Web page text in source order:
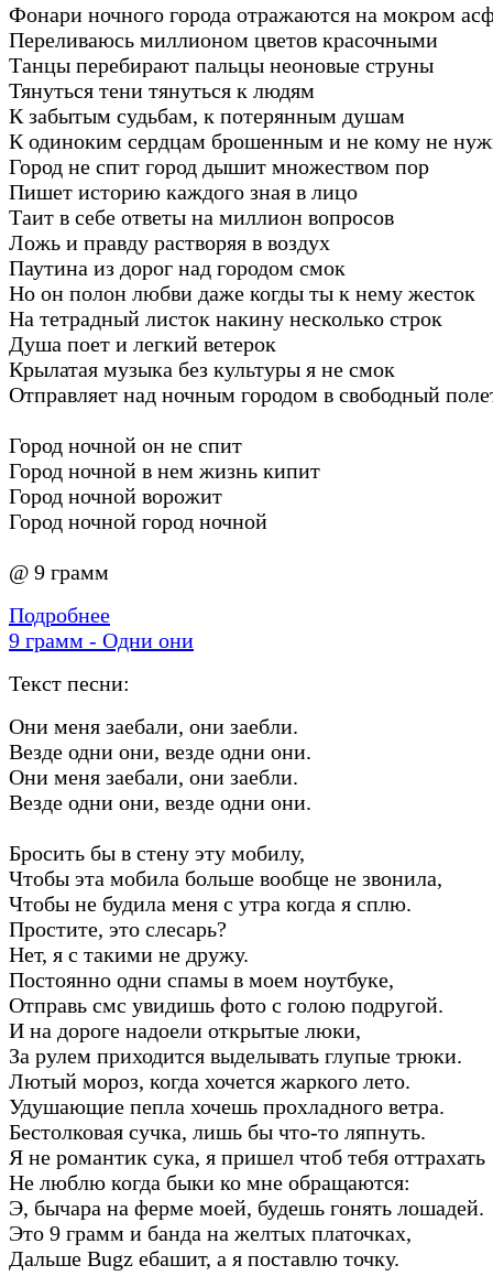
Фонари ночного города отражаются на мокром
Переливаюсь миллионом цветов красочными
Танцы перебирают пальцы неоновые струны
Тянуться тени тянуться к людям
К забытым судьбам, к потерянным душам
К одиноким сердцам брошенным и не кому не
Город не спит город дышит множеством пор
Пишет историю каждого зная в лицо
Таит в себе ответы на миллион вопросов
Ложь и правду растворяя в воздух
Паутина из дорог над городом смок
Но он полон любви даже когды ты к нему жесток
На тетрадный листок накину несколько строк
Душа поет и легкий ветерок
Крылатая музыка без культуры я не смок
Отправляет над ночным городом в свободный
Город ночной он не спит
Город ночной в нем жизнь кипит
Город ночной ворожит
Город ночной город ночной
@ 9 грамм
Подробнее
9 грамм - Одни они
Текст песни:
Они меня заебали, они заебли.
Везде одни они, везде одни они.
Они меня заебали, они заебли.
Везде одни они, везде одни они.
Бросить бы в стену эту мобилу,
Чтобы эта мобила больше вообще не звонила,
Чтобы не будила меня с утра когда я сплю.
Простите, это слесарь?
Нет, я с такими не дружу.
Постоянно одни спамы в моем ноутбуке,
Отправь смс увидишь фото с голою подругой.
И на дороге надоели открытые люки,
За рулем приходится выделывать глупые трюки.
Лютый мороз, когда хочется жаркого лето.
Удушающие пепла хочешь прохладного ветра.
Бестолковая сучка, лишь бы что-то ляпнуть.
Я не романтик сука, я пришел чтоб тебя оттрахать
Не люблю когда быки ко мне обращаются:
Э, бычара на ферме моей, будешь гонять лошадей.
Это 9 грамм и банда на желтых платочках,
Дальше Bugz ебашит, а я поставлю точку.